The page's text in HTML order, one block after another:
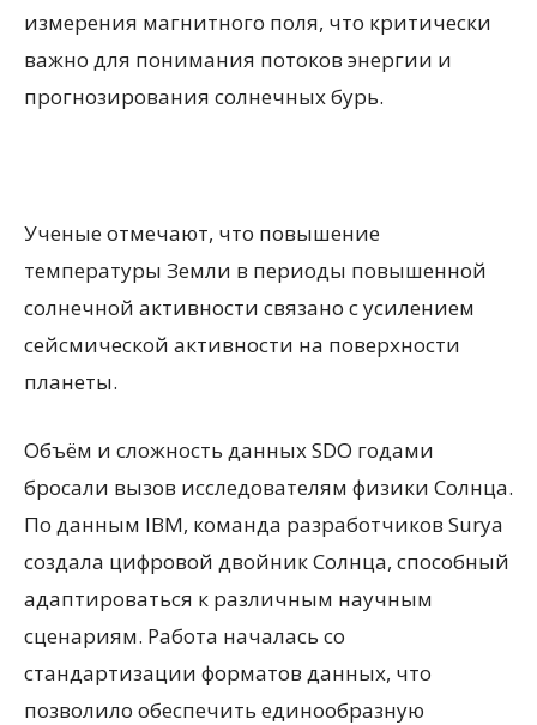
измерения магнитного поля, что критически
важно для понимания потоков энергии и
прогнозирования солнечных бурь.
Ученые отмечают, что повышение
температуры Земли в периоды повышенной
солнечной активности связано с усилением
сейсмической активности на поверхности
планеты.
Объём и сложность данных SDO годами
бросали вызов исследователям физики Солнца.
По данным IBM, команда разработчиков Surya
создала цифровой двойник Солнца, способный
адаптироваться к различным научным
сценариям. Работа началась со
стандартизации форматов данных, что
позволило обеспечить единообразную